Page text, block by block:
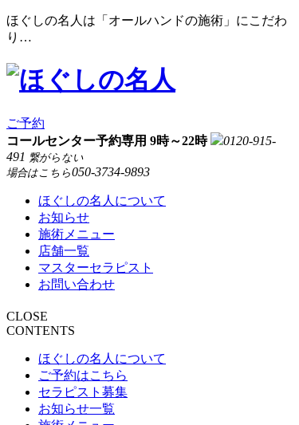
ほぐしの名人は「オールハンドの施術」にこだわ
り…
ご予約
コールセンター予約専用 9時～22時
0120-915-
491 繋がらない
場合はこちら050-3734-9893
ほぐしの名人について
お知らせ
施術メニュー
店舗一覧
マスターセラピスト
お問い合わせ
CLOSE
CONTENTS
ほぐしの名人について
ご予約はこちら
セラピスト募集
お知らせ一覧